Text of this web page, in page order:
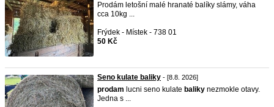
Prodám letošní malé hranaté balíky slámy, váha
cca 10kg ...
Frýdek - Místek - 738 01
50 Kč
Seno kulate baliky - [8.8. 2026]
prodam lucni seno kulate baliky nezmokle otavy.
Jedna s ...